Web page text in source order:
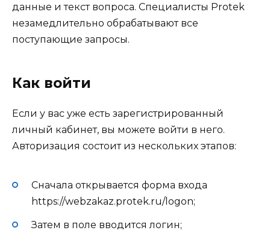
данные и текст вопроса. Специалисты Protek
незамедлительно обрабатывают все
поступающие запросы.
Как войти
Если у вас уже есть зарегистрированный
личный кабинет, вы можете войти в него.
Авторизация состоит из нескольких этапов:
Сначала открывается форма входа
https://webzakaz.protek.ru/logon;
Затем в поле вводится логин;